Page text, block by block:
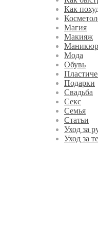
Как
Магия
Макияж
Маникюр
Мода
Обувь
Подарки
Свадьба
Секс
Семья
Статьи
Уход за
Уход за